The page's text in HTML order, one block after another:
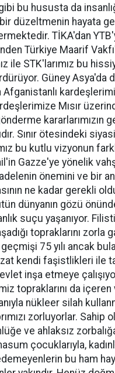
bu hususta da
düzeltmenin hayata
TİKA'dan
Türkiye Maarif
ile STK'larımız bu
Güney Asya'da
Mısır
kararlarımızın
Sınır ötesindeki
bu kutlu vizyonun
Gazze'ye yönelik
önemini ve bir
ne kadar gerekli
dünyanın gözü
suçu yaşanıyor.
topraklarını zorla
75 yılı ancak
kendi faşistlikleri ile
inşa etmeye
topraklarını da
nükleer silah
zorluyorlar. Sahip
ve ahlaksız
çocuklarıyla,
bu ham